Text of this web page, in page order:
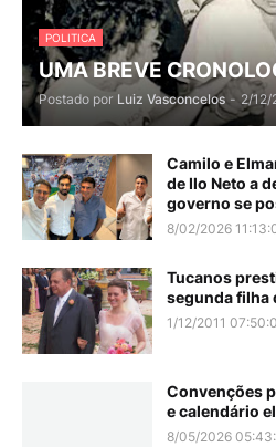
POLITICA
UMA BREVE
Postado por Luiz Vasconcelos - 2/
Camilo e
de Ilo Neto a
governo se
8/02/2026
Tucanos
segunda filha
1/12/2011
Convenções
e calendário
8/05/2026